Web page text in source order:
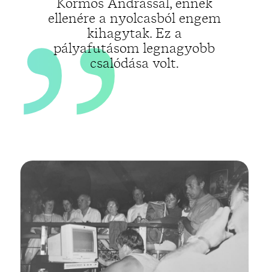
ellenére a nyolcasból engem
kihagytak. Ez a
pályafutásom legnagyobb
csalódása volt.